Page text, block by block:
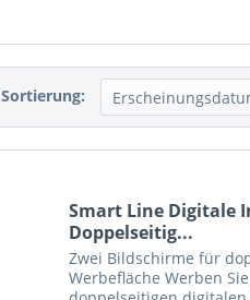
Sortierung:
Smart Line Digitale
Doppelseitig...
Zwei Bildschirme für
Werbefläche Werben